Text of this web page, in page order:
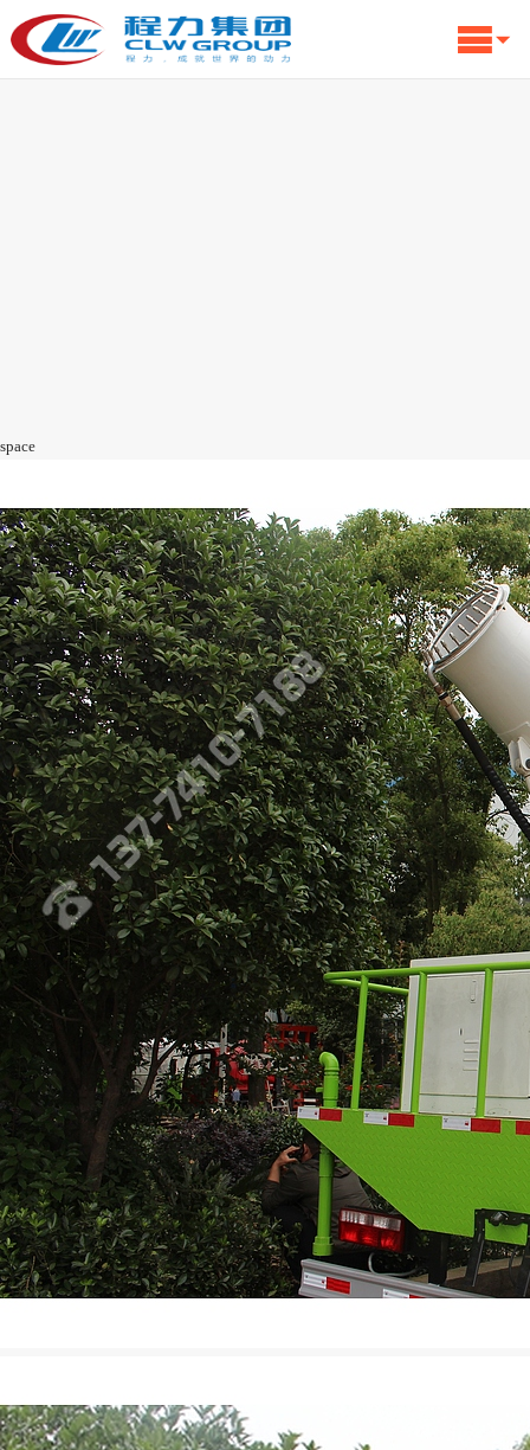
space